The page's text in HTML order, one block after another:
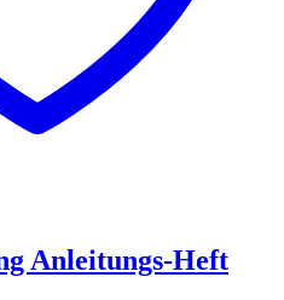
Anleitungs-Heft